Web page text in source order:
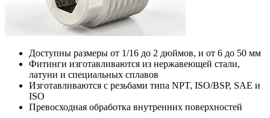
Доступны размеры от 1/16 до 2 дюймов, и от 6 до 50 мм
Фитинги изготавливаются из нержавеющей стали,
латуни и специальных сплавов
Изготавливаются с резьбами типа NPT, ISO/BSP, SAE и
ISO
Превосходная обработка внутренних поверхностей